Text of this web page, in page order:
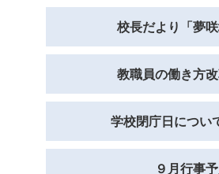
校長だより「夢
教職員の働き方
学校閉庁日につい
９月行事